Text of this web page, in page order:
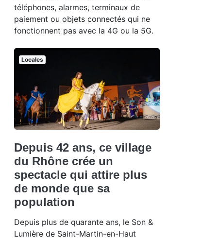
téléphones, alarmes, terminaux de
paiement ou objets connectés qui ne
fonctionnent pas avec la 4G ou la 5G.
Locales
Depuis 42 ans, ce village
du Rhône crée un
spectacle qui attire plus
de monde que sa
population
Depuis plus de quarante ans, le Son &
Lumière de Saint-Martin-en-Haut